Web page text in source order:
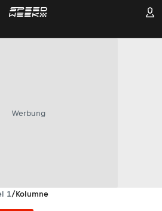
Werbung
1/Kolumne